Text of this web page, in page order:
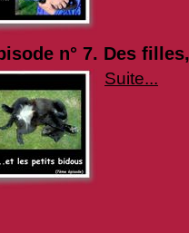
n° 7. Des
Suite...